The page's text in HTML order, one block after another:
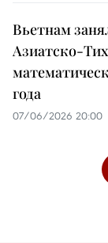
Вьетнам
Азиатско-
года
07/06/2026 20:00